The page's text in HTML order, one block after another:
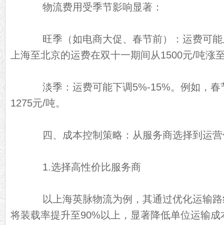
物流费用受季节影响显著：
旺季（如电商大促、春节前）：运费可能
上海至北京的运费在双十一期间从1500元/吨涨
淡季：运费可能下调5%-15%。例如，春
1275元/吨。
四、成本控制策略：从服务商选择到运营
1.选择高性价比服务商
以上海英脉物流为例，其通过优化运输路
将装载率提升至90%以上，显著降低单位运输